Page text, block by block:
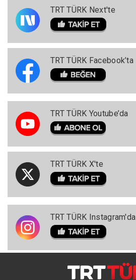
TRT TÜRK Next'te
TRT TÜRK Facebook’ta
TRT TÜRK Youtube’da
TRT TÜRK X'te
TRT TÜRK Instagram'da